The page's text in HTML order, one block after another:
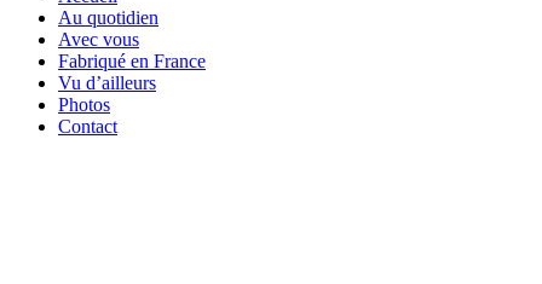
Au quotidien
Avec vous
Fabriqué en France
Vu d’ailleurs
Photos
Contact